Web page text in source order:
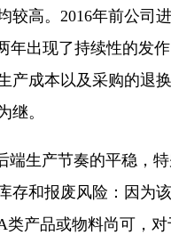
高。2016年前公司
出现了持续性的发
产成本以及采购的退
继。
生产节奏的平稳，
和报废风险：因为
产品或物料尚可，对